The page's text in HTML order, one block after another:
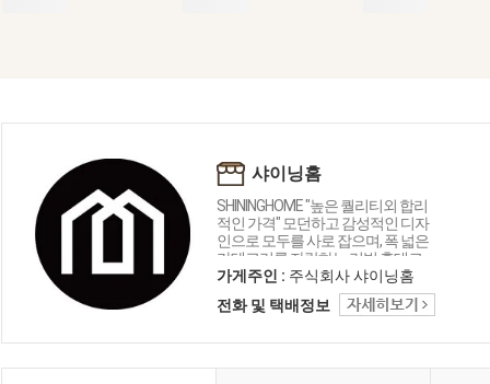
샤이닝홈
SHININGHOME "높은 퀄리티외 합리
적인 가격" 모던하고 감성적인 디자
인으로 모두를 사로 잡으며, 폭 넓은
카테고리를 자랑하는 리빙 홈데코
인테리어 샤이닝홈입니다.
가게주인 : 주식회사 샤이닝홈
전화 및 택배정보